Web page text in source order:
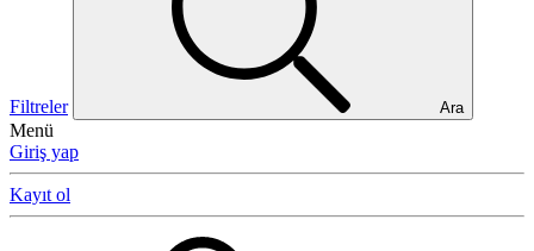
Filtreler Ara
Menü
Giriş yap
Kayıt ol